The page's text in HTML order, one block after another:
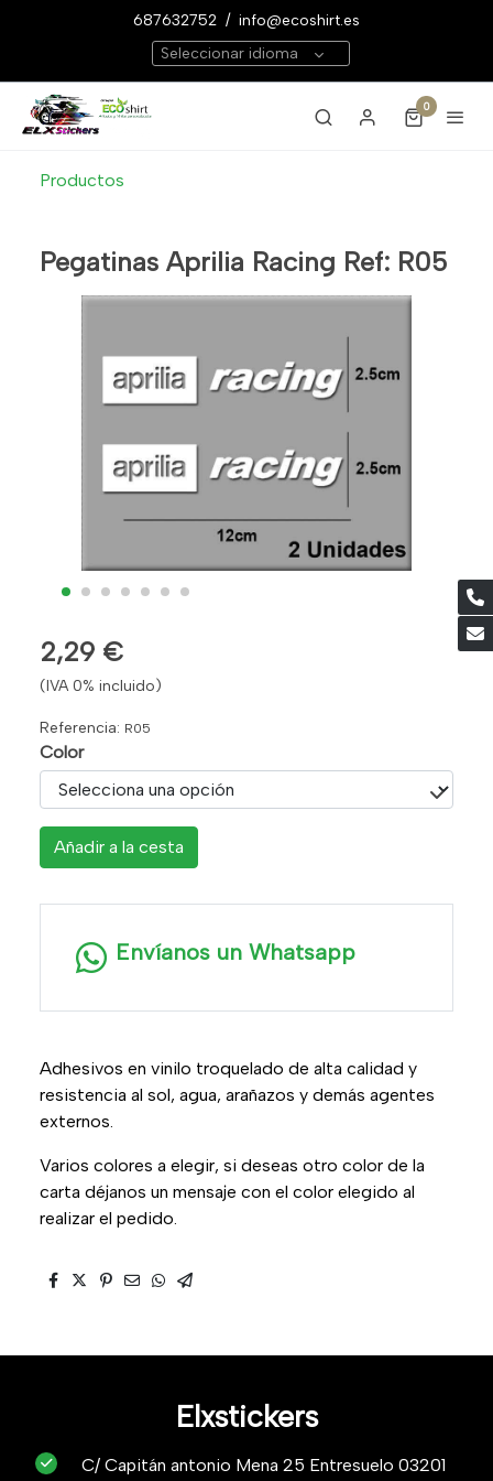
687632752 / info@ecoshirt.es
Seleccionar idioma
0
Productos
Pegatinas Aprilia Racing Ref: R05
2,29 €
(IVA 0% incluido)
Referencia: R05
Color
Añadir a la cesta
Envíanos un Whatsapp
Adhesivos en vinilo troquelado de alta calidad y
resistencia al sol, agua, arañazos y demás agentes
externos.
Varios colores a elegir, si deseas otro color de la
carta déjanos un mensaje con el color elegido al
realizar el pedido.
Elxstickers
C/ Capitán antonio Mena 25 Entresuelo 03201